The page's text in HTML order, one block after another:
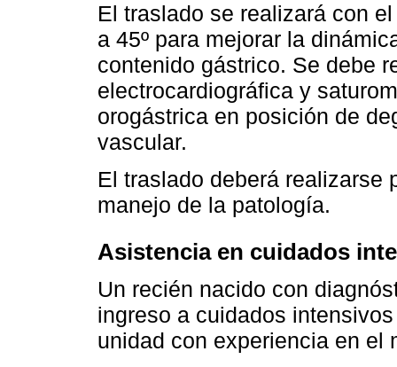
El traslado se realizará con
a 45º para mejorar la
contenido gástrico. Se debe
electrocardiográfica y
orogástrica en posición de
vascular.
El traslado deberá realizarse
manejo de la patología.
Asistencia en cuidados
Un recién nacido con
ingreso a cuidados
unidad con experiencia en el